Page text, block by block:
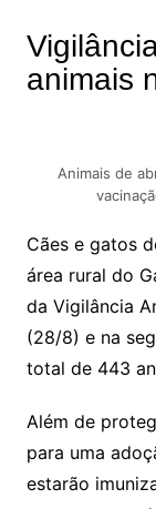
animais
Animais de
Cães e gatos
área rural do
da Vigilância
(28/8) e na
total de 443
Além de
para uma
estarão